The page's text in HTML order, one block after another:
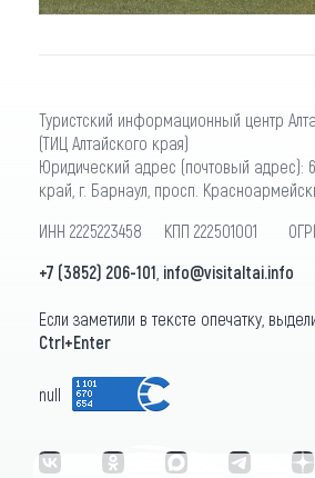
Туристский информационный центр
(ТИЦ Алтайского края)
Юридический адрес (почтовый адрес):
край, г. Барнаул, просп.
ИНН 2225223458 КПП 222501001 ОГРН
+7 (3852) 206-101 info@visitaltai.info
Если заметили в тексте опечатку,
Ctrl+Enter
null